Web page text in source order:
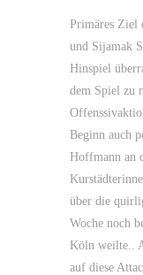
Primäres Ziel
und Sijamak
Hinspiel
dem Spiel zu
Beginn auch
Hoffmann an
über die
Woche noch
Köln weilte..
auf diese